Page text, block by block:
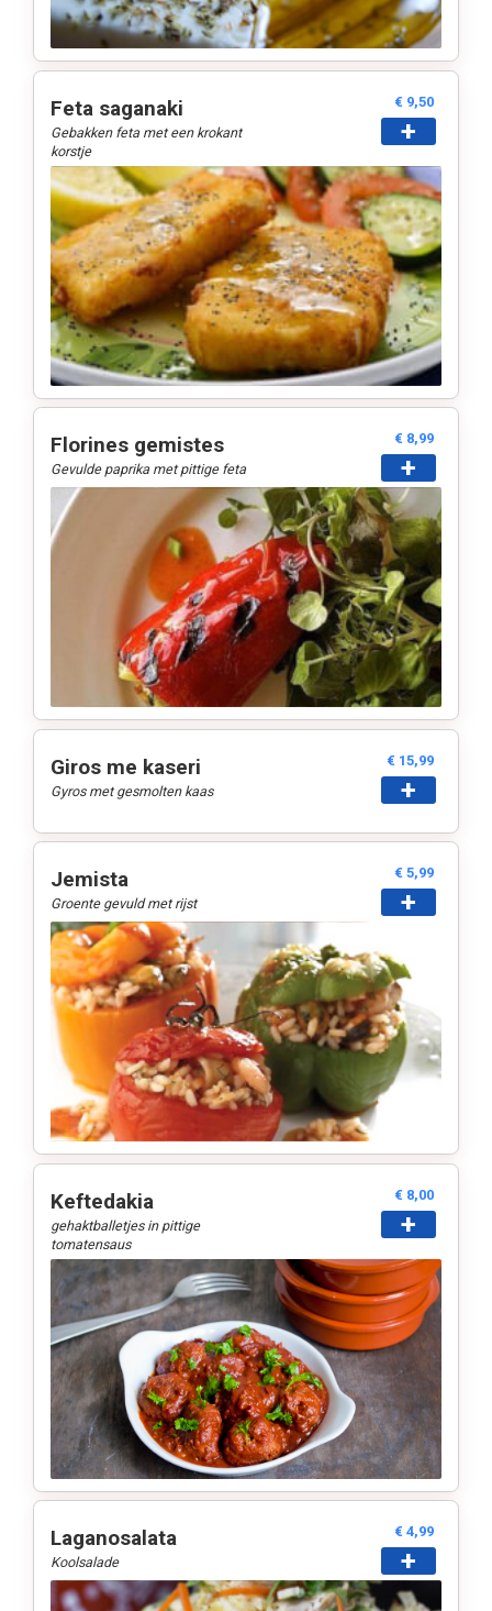
Feta saganaki
Gebakken feta met een krokant
korstje
€ 9,50
+
Florines gemistes
Gevulde paprika met pittige feta
€ 8,99
+
Giros me kaseri
Gyros met gesmolten kaas
€ 15,99
+
Jemista
Groente gevuld met rijst
€ 5,99
+
Keftedakia
gehaktballetjes in pittige
tomatensaus
€ 8,00
+
Laganosalata
Koolsalade
€ 4,99
+